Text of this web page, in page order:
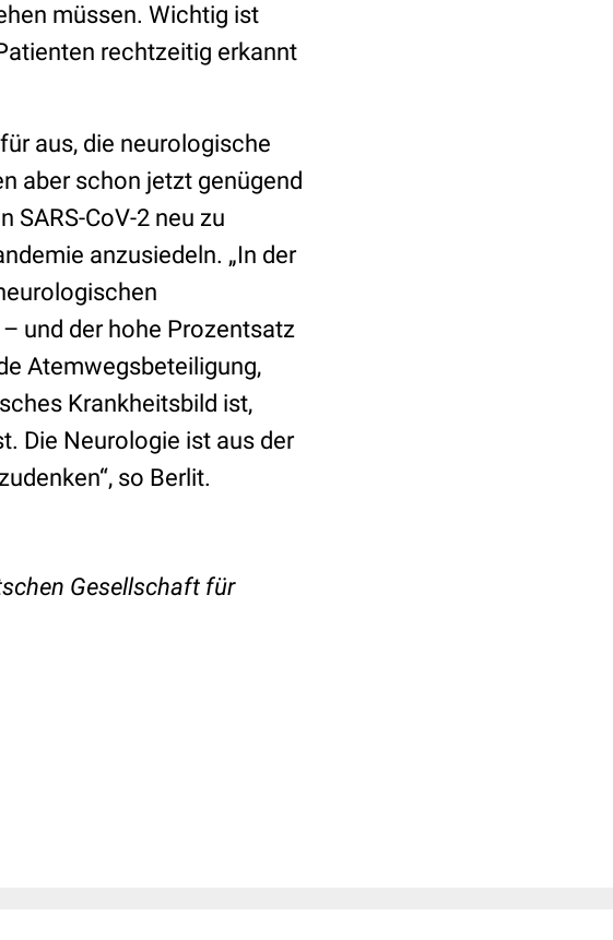
müssen. Wichtig ist
rechtzeitig erkannt
aus, die neurologische
aber schon jetzt genügend
SARS-CoV-2 neu zu
anzusiedeln. „In der
und der hohe Prozentsatz
Atemwegsbeteiligung,
Krankheitsbild ist,
Die Neurologie ist aus der
so Berlit.
Gesellschaft für